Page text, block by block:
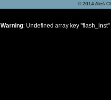
© 2014 Aleš
Warning: Undefined array key